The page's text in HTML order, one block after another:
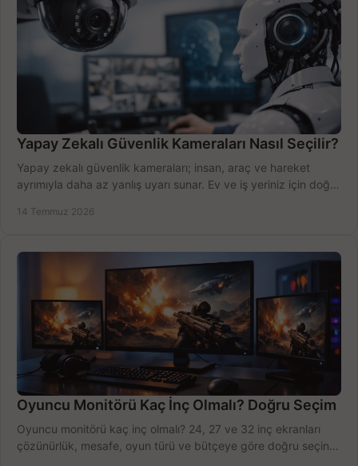
Yapay Zekalı Güvenlik Kameraları Nasıl Seçilir?
Yapay zekalı güvenlik kameraları; insan, araç ve hareket
ayrımıyla daha az yanlış uyarı sunar. Ev ve iş yeriniz için doğru
14 Temmuz 2026
Oyuncu Monitörü Kaç İnç Olmalı? Doğru Seçim
Oyuncu monitörü kaç inç olmalı? 24, 27 ve 32 inç ekranları
çözünürlük, mesafe, oyun türü ve bütçeye göre doğru seçin,